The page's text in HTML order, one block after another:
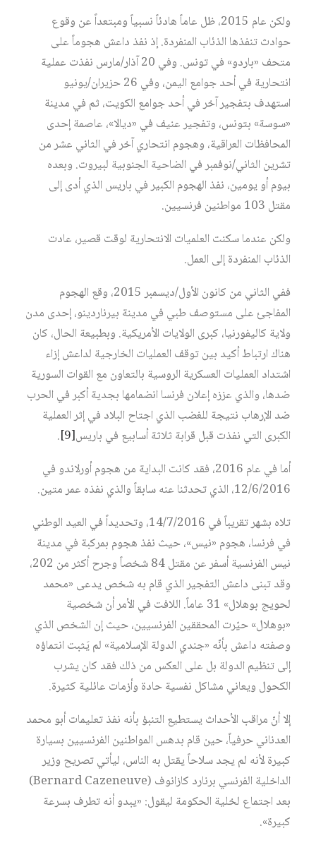
ولكن عام 2015، ظل عاماً هادئاً نسبياً ومبتعداً عن وقوع
حوادث تنفذها الذئاب المنفردة. إذ نفذ داعش هجوماً على
متحف «باردو» في تونس. وفي 20 آذار/مارس نفذت عملية
انتحارية في أحد جوامع اليمن، وفي 26 حزيران/يونيو
استهدف بتفجير آخر في أحد جوامع الكويت، ثم في مدينة
«سوسة» بتونس، وتفجير عنيف في «ديالا»، عاصمة إحدى
المحافظات العراقية، وهجوم انتحاري آخر في الثاني عشر من
تشرين الثاني/نوفمبر في الضاحية الجنوبية لبيروت. وبعده
بيوم أو يومين، نفذ الهجوم الكبير في باريس الذي أدى إلى
مقتل 103 مواطنين فرنسيين.
ولكن عندما سكنت العلميات الانتحارية لوقت قصير، عادت
الذئاب المنفردة إلى العمل.
ففي الثاني من كانون الأول/ديسمبر 2015، وقع الهجوم
المفاجئ على مستوصف طبي في مدينة بيرناردينو، إحدى مدن
ولاية كاليفورنيا، كبرى الولايات الأمريكية. وبطبيعة الحال، كان
هناك ارتباط أكيد بين توقف العمليات الخارجية لداعش إزاء
اشتداد العمليات العسكرية الروسية بالتعاون مع القوات السورية
ضدها، والذي عززه إعلان فرنسا انضمامها بجدية أكبر في الحرب
ضد الإرهاب نتيجة للغضب الذي اجتاح البلاد في إثر العملية
الكبرى التي نفذت قبل قرابة ثلاثة أسابيع في باريس‏[9]
.
أما في عام 2016، فقد كانت البداية من هجوم أورلاندو في
12/6/2016، الذي تحدثنا عنه سابقاً والذي نفذه عمر متين.
تلاه بشهر تقريباً في 14/7/2016، وتحديداً في العيد الوطني
في فرنسا، هجوم «نيس»، حيث نفذ هجوم بمركبة في مدينة
نيس الفرنسية أسفر عن مقتل 84 شخصاً وجرح أكثر من 202،
وقد تبنى داعش التفجير الذي قام به شخص يدعى «محمد
لحويج بوهلال» 31 عاماً. اللافت في الأمر أن شخصية
«بوهلال» حيّرت المحققين الفرنسيين، حيث إن الشخص الذي
وصفته داعش بأنّه «جندي الدولة الإسلامية» لم يَثبت انتماؤه
إلى تنظيم الدولة بل على العكس من ذلك فقد كان يشرب
الكحول ويعاني مشاكل نفسية حادة وأزمات عائلية كثيرة.
إلا أنّ مراقب الأحداث يستطيع التنبؤ بأنه نفذ تعليمات أبو محمد
العدناني حرفياً، حين قام بدهس المواطنين الفرنسيين بسيارة
كبيرة لأنه لم يجد سلاحاً يقتل به الناس، ليأتي تصريح وزير
الداخلية الفرنسي برنارد كازانوف (Bernard Cazeneuve)
بعد اجتماع لخلية الحكومة ليقول: «يبدو أنه تطرف بسرعة
كبيرة».